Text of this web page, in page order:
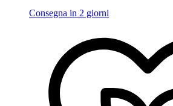
Consegna in 2 giorni